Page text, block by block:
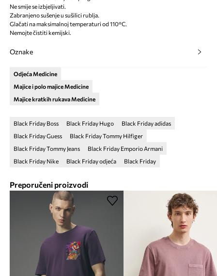
Ne smije se izbjeljivati.
Zabranjeno sušenje u sušilici rublja.
Glačati na maksimalnoj temperaturi od 110°C.
Nemojte čistiti kemijski.
Oznake
Odjeća Medicine
Majice i polo majice Medicine
Majice kratkih rukava Medicine
Black Friday Boss Black Friday Hugo
Black Friday adidas
Black Friday Guess
Black Friday Tommy Hilfiger
Black Friday Tommy Jeans
Black Friday Emporio Armani
Black Friday Nike
Black Friday odjeća Black Friday
Preporučeni proizvodi